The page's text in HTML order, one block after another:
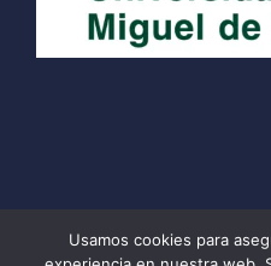
Usamos cookies para